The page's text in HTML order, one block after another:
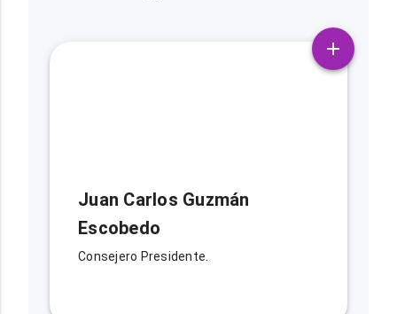
Juan Carlos Guzmán
Escobedo
Consejero Presidente.